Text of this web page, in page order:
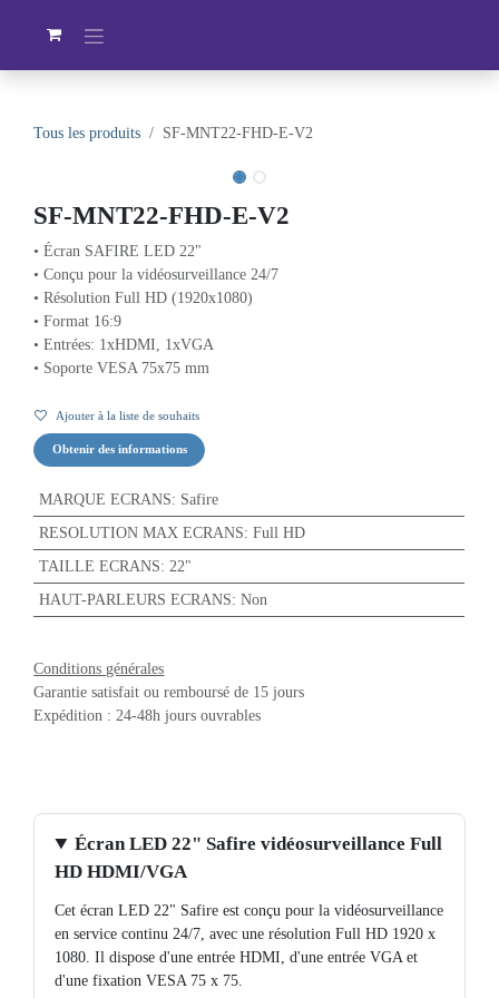
Tous les produits SF-MNT22-FHD-E-V2
SF-MNT22-FHD-E-V2
• Écran SAFIRE LED 22"
• Conçu pour la vidéosurveillance 24/7
• Résolution Full HD (1920x1080)
• Format 16:9
• Entrées: 1xHDMI, 1xVGA
• Soporte VESA 75x75 mm
Ajouter à la liste de souhaits
Obtenir des informations
MARQUE ECRANS:Safire
RESOLUTION MAX ECRANS:Full HD
TAILLE ECRANS :22"
HAUT-PARLEURS ECRANS:Non
Conditions générales
Garantie satisfait ou remboursé de 15 jours
Expédition : 24-48h jours ouvrables
Écran LED 22" Safire
vidéosurveillance Full HD HDMI/VGA
Cet écran LED 22" Safire est conçu pour la
vidéosurveillance en service continu 24/7, avec
une résolution Full HD 1920 x 1080. Il dispose
d'une entrée HDMI, d'une entrée VGA et d'une